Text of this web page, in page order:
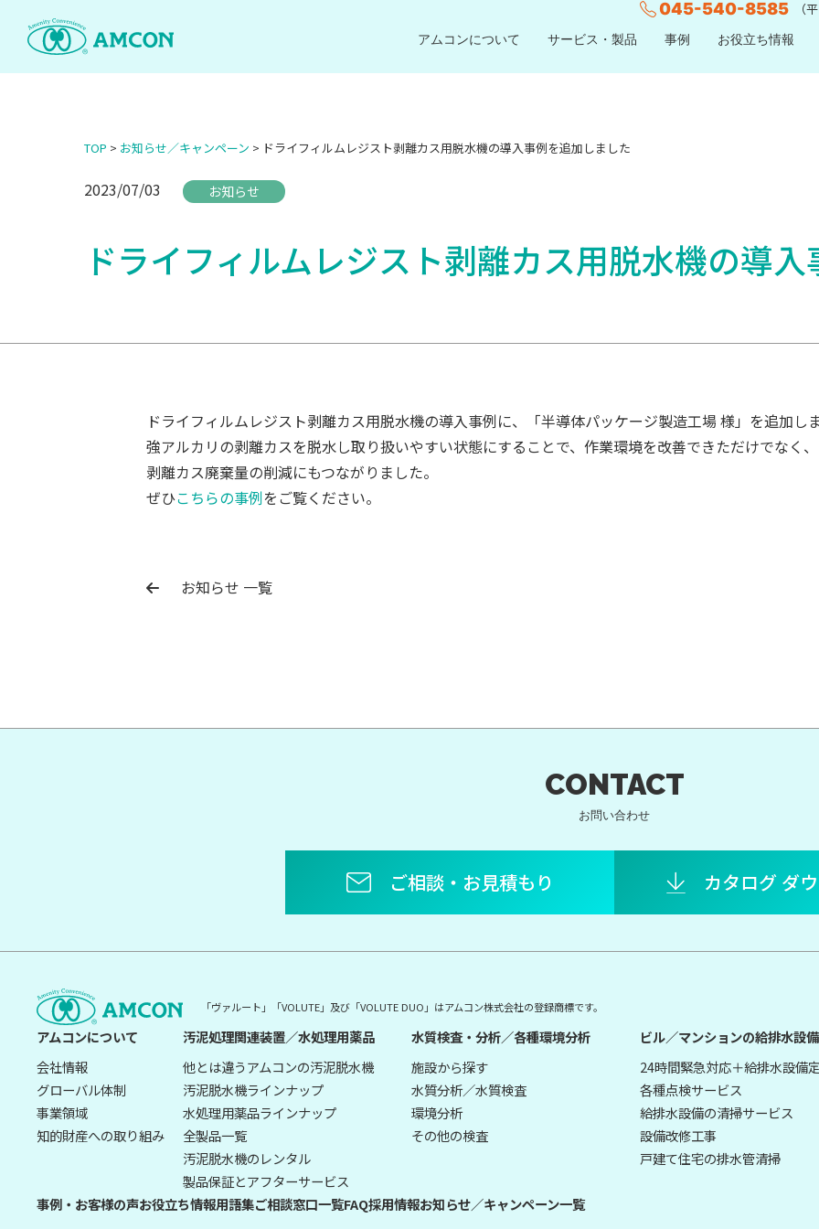
045-540-8585 （
アムコンについて サービス・製品 事例 お役立ち情報
TOP > お知らせ／キャンペーン > ドライフィルムレジスト剥離カス用脱水機の導入事例を追加しました
2023/07/03 お知らせ
ドライフィルムレジスト剥離カス用脱水機の導
ドライフィルムレジスト剥離カス用脱水機の導入事例に、「半導体パッケージ製造工場 様」を追加し
強アルカリの剥離カスを脱水し取り扱いやすい状態にすることで、作業環境を改善できただけでなく、
剥離カス廃棄量の削減にもつながりました。
ぜひこちらの事例をご覧ください。
お知らせ 一覧
CONTACT
お問い合わせ
ご相談・お見積もり カタログ ダ
「ヴァルート」「VOLUTE」及び「VOLUTE DUO」はアムコン株式会社の登録商標です。
アムコンについて
会社情報
グローバル体制
事業領域
知的財産への取り組み
汚泥処理関連装置／水処理用薬品
他とは違うアムコンの汚泥脱水機
汚泥脱水機ラインナップ
水処理用薬品ラインナップ
全製品一覧
汚泥脱水機のレンタル
製品保証とアフターサービス
水質検査・分析／各種環境分析
施設から探す
水質分析／水質検査
環境分析
その他の検査
ビル／マンションの給排水設
24時間緊急対応＋給排水設備
各種点検サービス
給排水設備の清掃サービス
設備改修工事
戸建て住宅の排水管清掃
事例・お客様の声お役立ち情報用語集ご相談窓口一覧FAQ採用情報お知らせ／キャンペーン一覧